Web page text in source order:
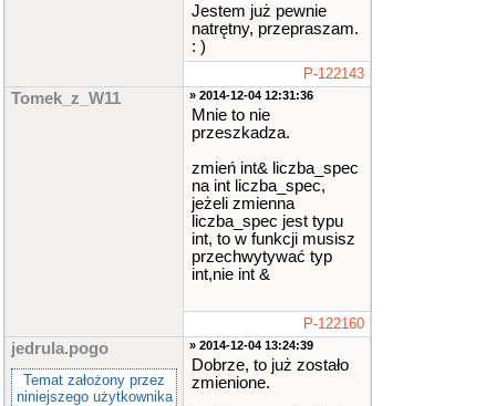
FUNKCJE DODAJ/U
SUN------------
voiddodaj_leka
lekarz*L
K, int liczba_s
pec);
voidkasuj_leka
K, int &liczba
_spec);
//-------------
EDYCJA DANYCH--
---------------
voidedycja_lek
LK, int &liczb
//-------------
WYSZUKIWANIE---
Jestem już pewnie
natrętny, przepraszam.
: )
P-122143
Tomek_z_W11 » 2014-12-04 12:31:36
Mnie to nie
przeszkadza.
zmień int& liczba_spec
na int liczba_spec,
jeżeli zmienna
liczba_spec jest typu
int, to w funkcji musisz
przechwytywać typ
int,nie int &
P-122160
jedrula.pogo
Temat założony przez
niniejszego użytkownika
» 2014-12-04 13:24:39
Dobrze, to już zostało
zmienione.